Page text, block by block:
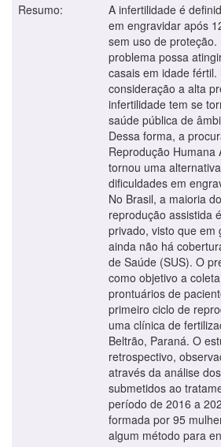
Resumo:
A infertilidade é
em engravidar após
sem uso de proteção.
problema possa
casais em idade fértil.
consideração a alta
infertilidade tem se
saúde pública de
Dessa forma, a
Reprodução Humana
tornou uma
dificuldades em
No Brasil, a maioria
reprodução assistida
privado, visto que em
ainda não há
de Saúde (SUS). O
como objetivo a
prontuários de
primeiro ciclo de
uma clínica de
Beltrão, Paraná. O
retrospectivo,
através da análise
submetidos ao
período de 2016 a
formada por 95
algum método para